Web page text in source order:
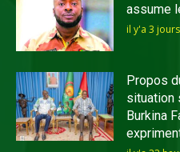
assume
il y'a 3 jours
Propos
situation
Burkina